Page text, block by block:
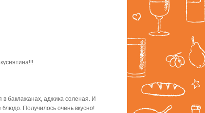
в баклажанах, аджика соленая. И
блюдо. Получилось очень вкусно!